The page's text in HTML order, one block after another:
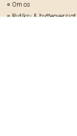
Om os
Butiks- & bytteoversigt